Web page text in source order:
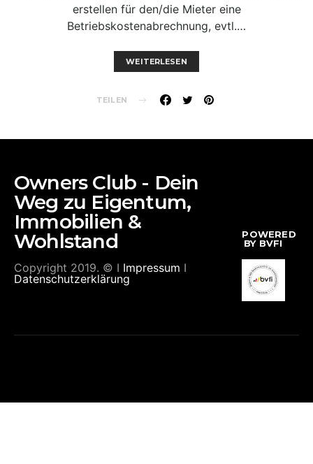
erstellen für den/die Mieter eine
Betriebskostenabrechnung, evtl.…
WEITERLESEN
TEILEN
Owners Club - Dein
Weg zu Eigentum,
Immobilien &
Wohlstand
Copyright 2019. © I Impressum I
Datenschutzerklärung
POWERED
BY BVFI